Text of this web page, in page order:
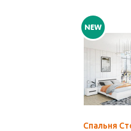
Спальня